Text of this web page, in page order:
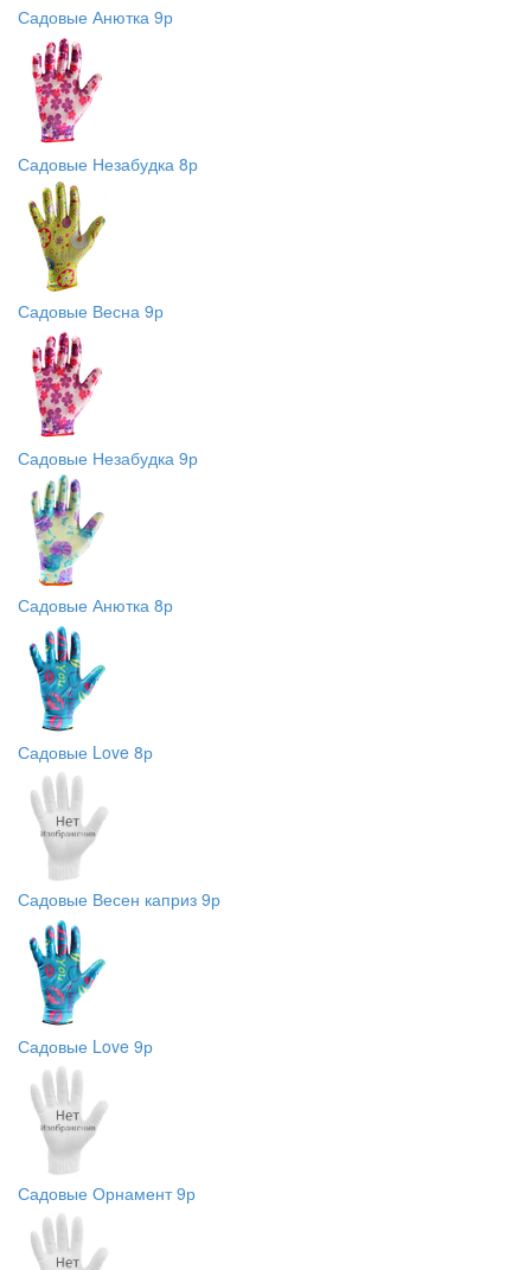
Садовые Анютка 9р
Садовые Незабудка 8р
Садовые Весна 9р
Садовые Незабудка 9р
Садовые Анютка 8р
Садовые Love 8р
Садовые Весен каприз 9р
Садовые Love 9р
Садовые Орнамент 9р